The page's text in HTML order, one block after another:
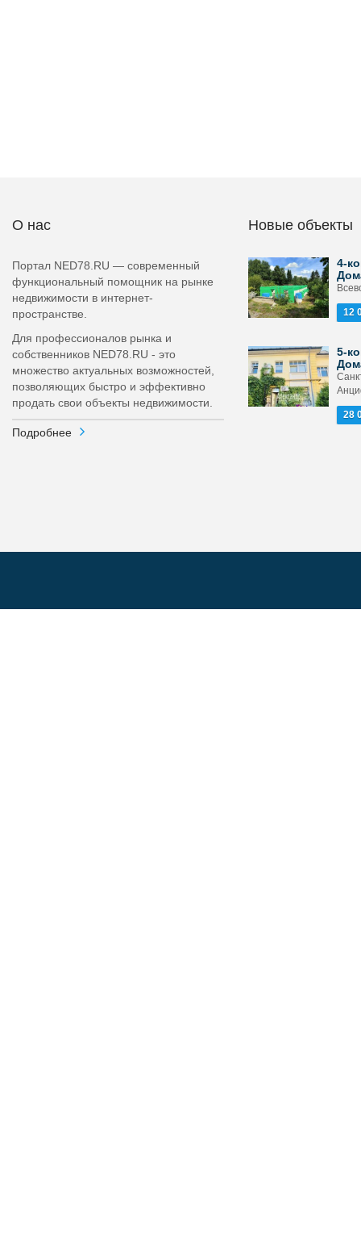
О нас
Портал NED78.RU — современный
функциональный помощник на рынке
недвижимости в интернет-
пространстве.
Для профессионалов рынка и
собственников NED78.RU - это
множество актуальных возможностей,
позволяющих быстро и эффективно
продать свои объекты недвижимости.
Подробнее
Новые объекты
4-
12
5-
28